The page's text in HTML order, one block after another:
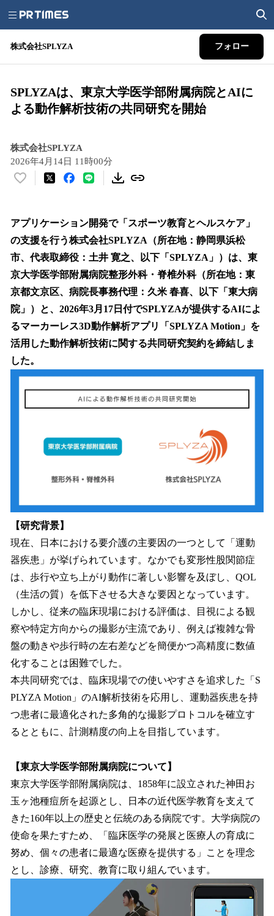
株式会社SPLYZA フォロー
SPLYZAは、東京大学医学部附属病院とAIに
よる動作解析技術の共同研究を開始
株式会社SPLYZA
2026年4月14日 11時00分
い
！
数
を
読
み
込
み
中
で
す
アプリケーション開発で「スポーツ教育とヘルスケア」
の支援を行う株式会社SPLYZA（所在地：静岡県浜松
市、代表取締役：土井 寛之、以下「SPLYZA」）は、東
京大学医学部附属病院整形外科・脊椎外科（所在地：東
京都文京区、病院長事務代理：久米 春喜、以下「東大病
院」）と、2026年3月17日付でSPLYZAが提供するAIによ
るマーカーレス3D動作解析アプリ「SPLYZA Motion」を
活用した動作解析技術に関する共同研究契約を締結しま
した。
【研究背景】
現在、日本における要介護の主要因の一つとして「運動
器疾患」が挙げられています。なかでも変形性股関節症
は、歩行や立ち上がり動作に著しい影響を及ぼし、QOL
（生活の質）を低下させる大きな要因となっています。
しかし、従来の臨床現場における評価は、目視による観
察や特定方向からの撮影が主流であり、例えば複雑な骨
盤の動きや歩行時の左右差などを簡便かつ高精度に数値
化することは困難でした。
本共同研究では、臨床現場での使いやすさを追求した「S
PLYZA Motion」のAI解析技術を応用し、運動器疾患を持
つ患者に最適化された多角的な撮影プロトコルを確立す
るとともに、計測精度の向上を目指しています。
【東京大学医学部附属病院について】
東京大学医学部附属病院は、1858年に設立された神田お
玉ヶ池種痘所を起源とし、日本の近代医学教育を支えて
きた160年以上の歴史と伝統のある病院です。大学病院の
使命を果たすため、「臨床医学の発展と医療人の育成に
努め、個々の患者に最適な医療を提供する」ことを理念
とし、診療、研究、教育に取り組んでいます。